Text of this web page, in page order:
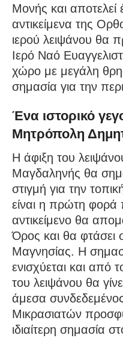
Μονής και αποτελεί
αντικείμενα της
ιερού λειψάνου θα
Ιερό Ναό
χώρο με μεγάλη
σημασία για την
Ένα ιστορικό
Μητρόπολη
Η άφιξη του
Μαγδαληνής θα
στιγμή για την
είναι η πρώτη φορά
αντικείμενο θα
Όρος και θα φτάσει
Μαγνησίας. Η
ενισχύεται και από
του λειψάνου θα
άμεσα
Μικρασιατών
ιδιαίτερη σημασία